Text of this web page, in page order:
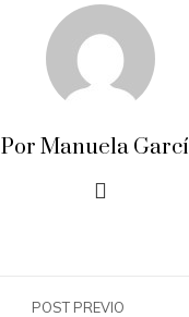
Por Manuela
POST PREVIO